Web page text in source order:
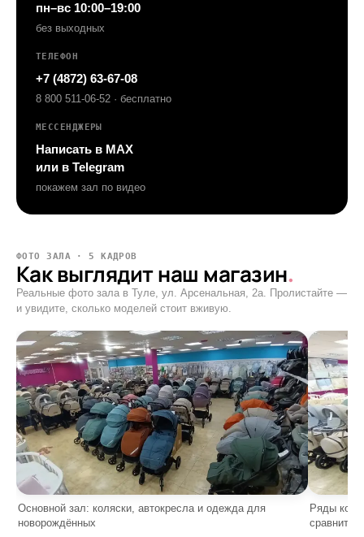
пн–вс 10:00–19:00
без выходных
ТЕЛЕФОН
+7 (4872) 63-67-08
8 800 511-06-52 · бесплатно
МЕССЕНДЖЕРЫ
Написать в MAX
или в Telegram
покажем зал по видео
ФОТО ЗАЛА · 5 КАДРОВ
Как выглядит наш магазин.
Реальные фото зала в Туле, ул. Арсенальная, 2а. Пролистайте —
и увидите, сколько моделей стоит вживую.
Основной зал: коляски, автокресла и одежда для
новорождённых
Ряды
сравнить